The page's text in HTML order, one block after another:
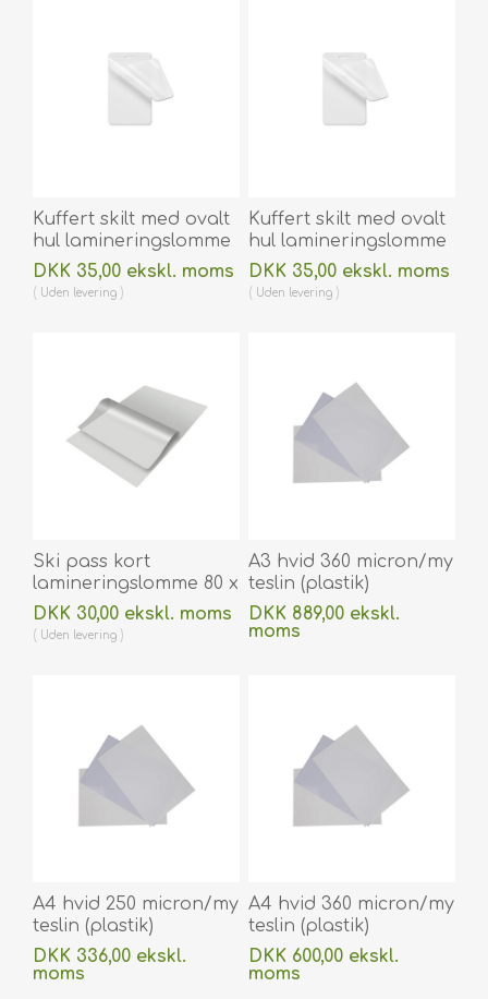
Kuffert skilt med ovalt
hul lamineringslomme
64 x 106 mm
blank/klar 125
micron/my til
DKK 35,00 ekskl. moms
Uden levering
Kuffert skilt med ovalt
hul lamineringslomme
64 x 106 mm blank /
klar 250 micron / my til
varmlaminering 100
DKK 35,00 ekskl. moms
Uden levering
Ski pass kort
lamineringslomme 80 x
116 mm blank / klar 125
micron / my til
varmlaminering 100
DKK 30,00 ekskl. moms
Uden levering
A3 hvid 360 micron/my
teslin (plastik)
printerpapir -
vandafvisende 100 stk.
DKK 889,00 ekskl.
moms
A4 hvid 250 micron/my
teslin (plastik)
printerpapir -
vandafvisende 100 stk.
DKK 336,00 ekskl.
moms
A4 hvid 360 micron/my
teslin (plastik)
printerpapir -
vandafvisende 100 stk.
DKK 600,00 ekskl.
moms